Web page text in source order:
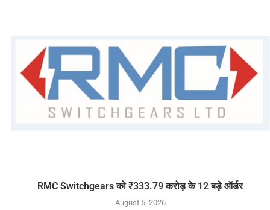
RMC Switchgears को ₹333.79 करोड़ के 12 बड़े ऑर्डर
August 5, 2026